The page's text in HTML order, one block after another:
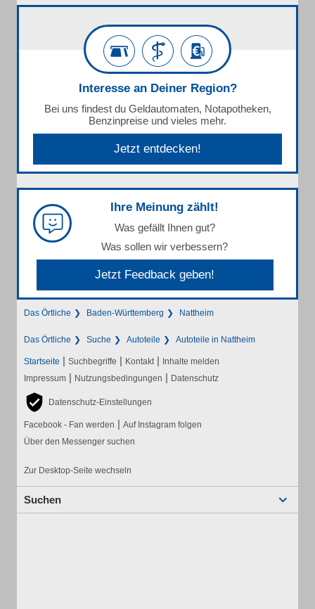
Interesse an Deiner Region?
Bei uns findest du Geldautomaten, Notapotheken,
Benzinpreise und vieles mehr.
Jetzt entdecken!
Ihre Meinung zählt!
Was gefällt Ihnen gut?
Was sollen wir verbessern?
Jetzt Feedback geben!
Das Örtliche Baden-Württemberg Nattheim
Das Örtliche Suche Autoteile Autoteile in Nattheim
Startseite | Suchbegriffe | Kontakt | Inhalte melden
Impressum | Nutzungsbedingungen | Datenschutz
Datenschutz-Einstellungen
Facebook - Fan werden | Auf Instagram folgen
Über den Messenger suchen
Zur Desktop-Seite wechseln
Suchen